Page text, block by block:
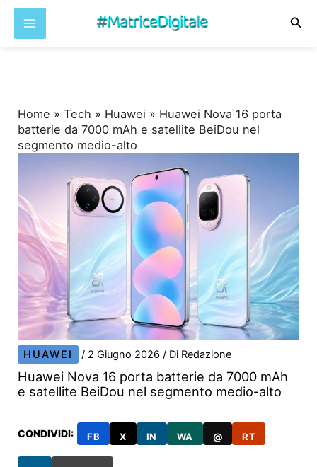
Home »Tech » Huawei » Huawei Nova 16 porta
batterie da 7000 mAh e satellite BeiDou nel
segmento medio-alto
HUAWEI / 2 Giugno 2026/ Di Redazione
Huawei Nova 16 porta batterie da 7000 mAh
e satellite BeiDou nel segmento medio-alto
CONDIVIDI: FB X IN WA @ RT